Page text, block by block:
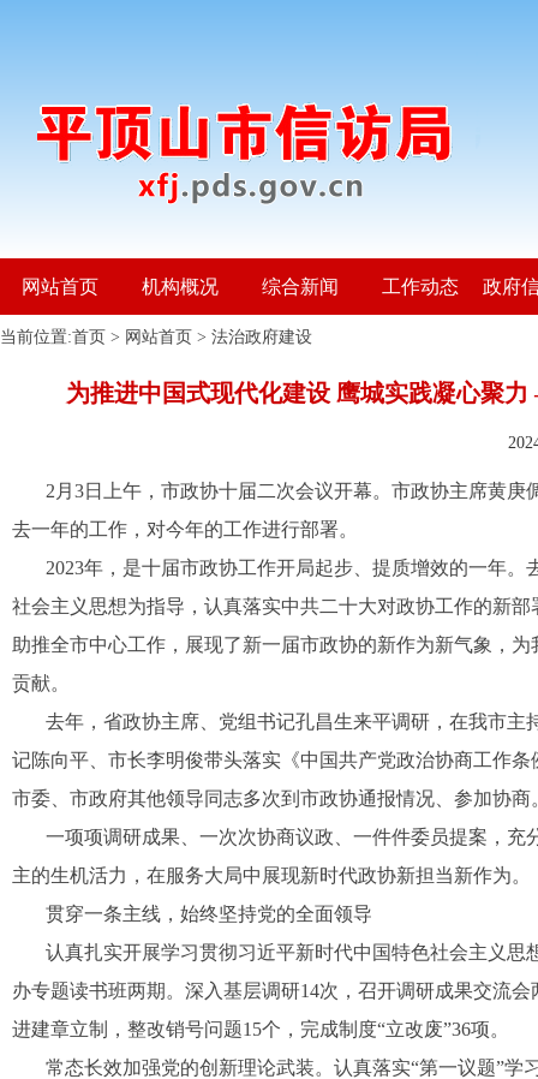
网站首页 机构概况 综合新闻 工作动态 政府
当前位置:首页 > 网站首页 > 法治政府建设
为推进中国式现代化建设 鹰城实践凝心聚
2月3日上午，市政协十届二次会议开幕。市政协主席黄
去一年的工作，对今年的工作进行部署。
2023年，是十届市政协工作开局起步、提质增效的一年
社会主义思想为指导，认真落实中共二十大对政协工作的新
助推全市中心工作，展现了新一届市政协的新作为新气象，
贡献。
去年，省政协主席、党组书记孔昌生来平调研，在我市
记陈向平、市长李明俊带头落实《中国共产党政治协商工作
市委、市政府其他领导同志多次到市政协通报情况、参加协商
一项项调研成果、一次次协商议政、一件件委员提案，
主的生机活力，在服务大局中展现新时代政协新担当新作为。
贯穿一条主线，始终坚持党的全面领导
认真扎实开展学习贯彻习近平新时代中国特色社会主义
办专题读书班两期。深入基层调研14次，召开调研成果交流
进建章立制，整改销号问题15个，完成制度“立改废”36项。
常态长效加强党的创新理论武装。认真落实“第一议题”